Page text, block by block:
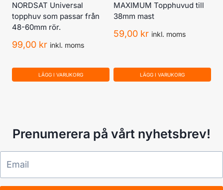
NORDSAT Universal
topphuv som passar från
48-60mm rör.
99,00 kr inkl. moms
LÄGG I VARUKORG
MAXIMUM Topphuvud till
38mm mast
59,00 kr inkl. moms
LÄGG I VARUKORG
Prenumerera på vårt nyhetsbrev!